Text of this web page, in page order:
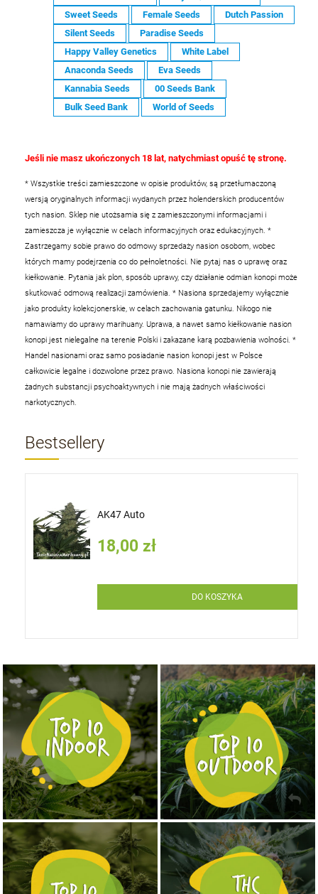
Sweet Seeds
Female Seeds
Dutch Passion
Silent Seeds
Paradise Seeds
Happy Valley Genetics
White Label
Anaconda Seeds
Eva Seeds
Kannabia Seeds
00 Seeds Bank
Bulk Seed Bank
World of Seeds
Jeśli nie masz ukończonych 18 lat, natychmiast opuść tę stronę.
* Wszystkie treści zamieszczone w opisie produktów, są przetłumaczoną
wersją oryginalnych informacji wydanych przez holenderskich producentów
tych nasion. Sklep nie utożsamia się z zamieszczonymi informacjami i
zamieszcza je wyłącznie w celach informacyjnych oraz edukacyjnych. *
Zastrzegamy sobie prawo do odmowy sprzedaży nasion osobom, wobec
których mamy podejrzenia co do pełnoletności. Nie pytaj nas o uprawę oraz
kiełkowanie. Pytania jak plon, sposób uprawy, czy działanie odmian konopi może
skutkować odmową realizacji zamówienia. * Nasiona sprzedajemy wyłącznie
jako produkty kolekcjonerskie, w celach zachowania gatunku. Nikogo nie
namawiamy do uprawy marihuany. Uprawa, a nawet samo kiełkowanie nasion
konopi jest nielegalne na terenie Polski i zakazane karą pozbawienia wolności. *
Handel nasionami oraz samo posiadanie nasion konopi jest w Polsce
całkowicie legalne i dozwolone przez prawo. Nasiona konopi nie zawierają
żadnych substancji psychoaktywnych i nie mają żadnych właściwości
narkotycznych.
Bestsellery
AK47 Auto
18,00 zł
DO KOSZYKA
NASIONA MARIHUANY TOP 10 INDOOR
KUP TERAZ NASIONA MARIHUANY TOP 10 OUTDOOR
KUP TERAZ
NASIONA MARIHUANY TOP 10 AUTOFLOWERING
KUP TERAZ MOCNE ODMIANY MARIHUANY THC OD 24 - 37%
KUP TERAZ